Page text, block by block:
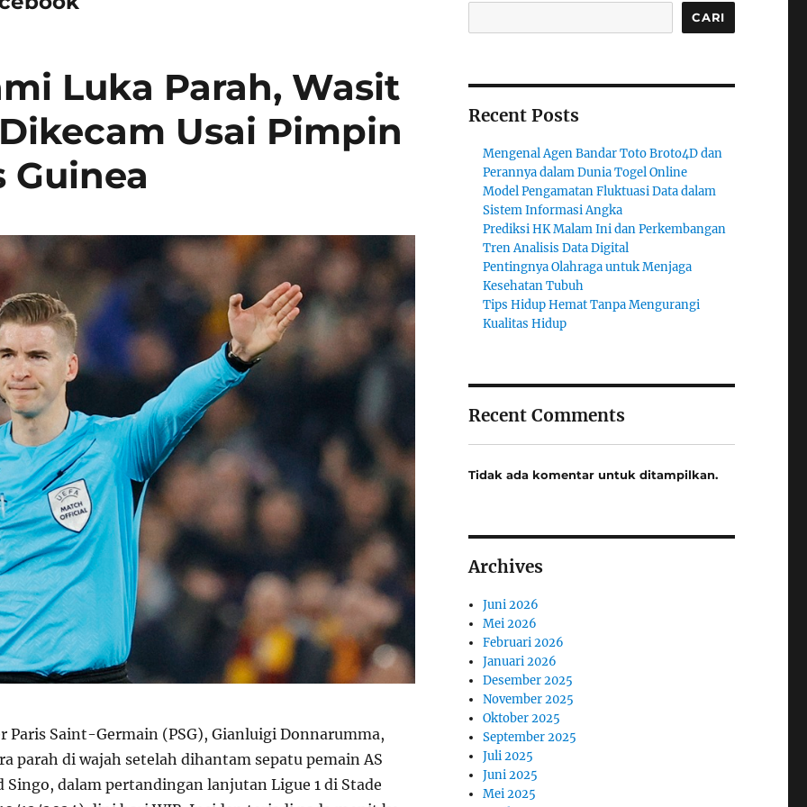
Luka Parah, Wasit
Usai Pimpin
Guinea
Paris Saint-Germain (PSG), Gianluigi Donnarumma,
parah di wajah setelah dihantam sepatu pemain AS
Singo, dalam pertandingan lanjutan Ligue 1 di Stade
CARI
Recent Posts
Mengenal Agen Bandar Toto Broto4D dan
Perannya dalam Dunia Togel Online
Model Pengamatan Fluktuasi Data dalam
Sistem Informasi Angka
Prediksi HK Malam Ini dan Perkembangan
Tren Analisis Data Digital
Pentingnya Olahraga untuk Menjaga
Kesehatan Tubuh
Tips Hidup Hemat Tanpa Mengurangi
Kualitas Hidup
Recent Comments
Tidak ada komentar untuk ditampilkan.
Archives
Juni 2026
Mei 2026
Februari 2026
Januari 2026
Desember 2025
November 2025
Oktober 2025
September 2025
Juli 2025
Juni 2025
Mei 2025